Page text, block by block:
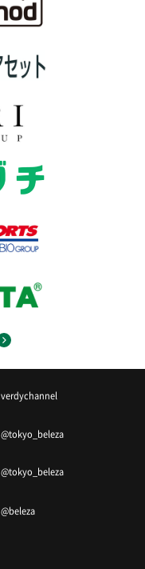
verdychannel
@tokyo_beleza
@tokyo_beleza
@beleza